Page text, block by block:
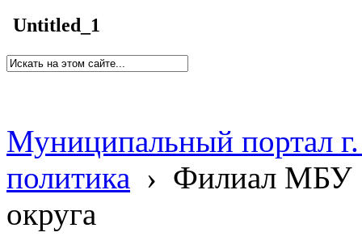
Untitled_1
Муниципальный портал
политика › Филиал МБУ
округа